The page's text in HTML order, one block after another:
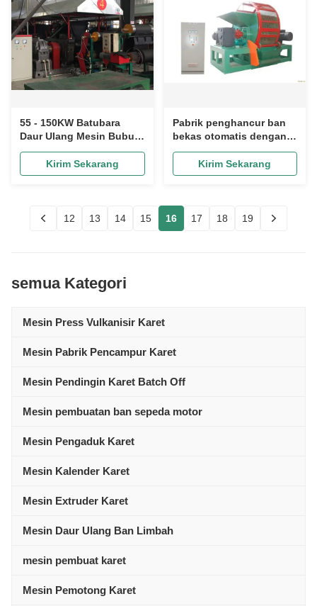
55 - 150KW Batubara
Daur Ulang Mesin Bubuk
Untuk Karet Daur Ulang
Output 600-2000kg/h
Kirim Sekarang
Pabrik penghancur ban
bekas otomatis dengan
kontrol PLC dan pisau
penghancur tipe DC53
Kirim Sekarang
12 13 14 15 16 17 18 19
semua Kategori
Mesin Press Vulkanisir Karet
Mesin Pabrik Pencampur Karet
Mesin Pendingin Karet Batch Off
Mesin pembuatan ban sepeda motor
Mesin Pengaduk Karet
Mesin Kalender Karet
Mesin Extruder Karet
Mesin Daur Ulang Ban Limbah
mesin pembuat karet
Mesin Pemotong Karet